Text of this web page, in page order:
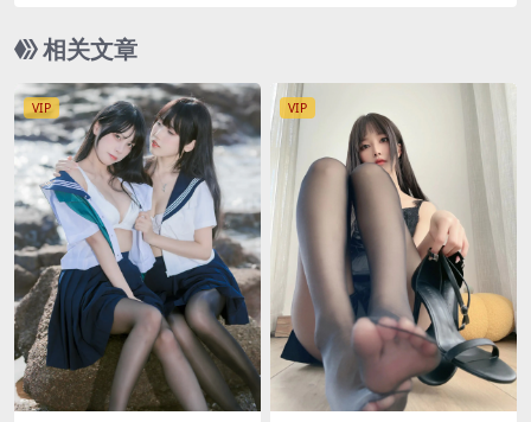
相关文章
VIP VIP